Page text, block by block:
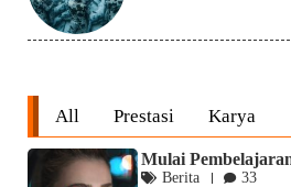
All Prestasi Karya
Mulai
Berita 33